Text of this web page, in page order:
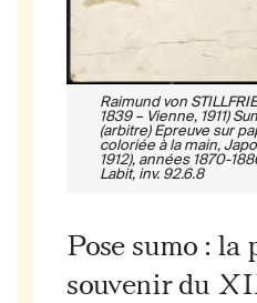
Raimund von
1839 – Vienne, 1911)
(arbitre) Epreuve sur
coloriée à la main,
1912), années 1870-
Labit, inv. 92.6.8
Pose sumo : la
souvenir du